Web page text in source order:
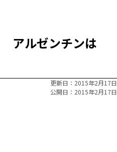
アルゼンチンは
更新日
2015年2月17日
公開日
2015年2月17日